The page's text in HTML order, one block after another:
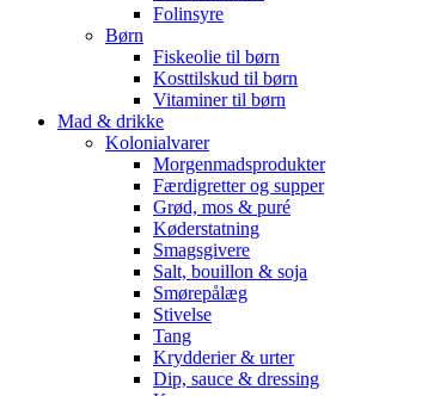
Folinsyre
Børn
Fiskeolie til børn
Kosttilskud til børn
Vitaminer til børn
Mad & drikke
Kolonialvarer
Morgenmadsprodukter
Færdigretter og supper
Grød, mos & puré
Køderstatning
Smagsgivere
Salt, bouillon & soja
Smørepålæg
Stivelse
Tang
Krydderier & urter
Dip, sauce & dressing